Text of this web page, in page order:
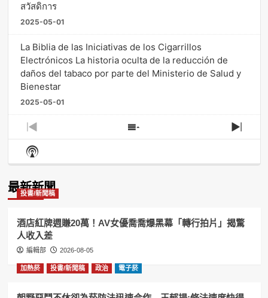
สวัสดิการ
2025-05-01
La Biblia de las Iniciativas de los Cigarrillos
Electrónicos La historia oculta de la reducción de
daños del tabaco por parte del Ministerio de Salud y
Bienestar
2025-05-01
Previous
Episode
Show
Episodes
Next
Show
Podcast
最新新聞
投書/新聞稿
酒店紅牌週賺20萬！AV女優喬喬爆黑幕「轉行拍片」揭驚
人收入差
編輯部 2026-08-05
加熱菸 投書/新聞稿 政治 電子菸